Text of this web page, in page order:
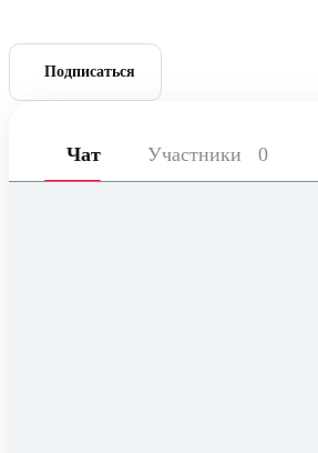
Подписаться
Чат Участники 0